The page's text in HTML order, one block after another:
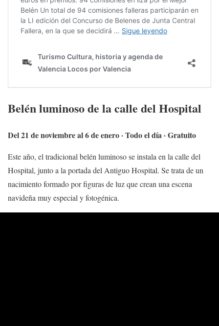
Belén luminoso de la calle del Hospital
Del 21 de noviembre al 6 de enero · Todo el día · Gratuito
Este año, el tradicional belén luminoso se instala en la calle del
Hospital, junto a la portada del Antiguo Hospital. Se trata de un
nacimiento formado por figuras de luz que crean una escena
navideña muy especial y fotogénica.